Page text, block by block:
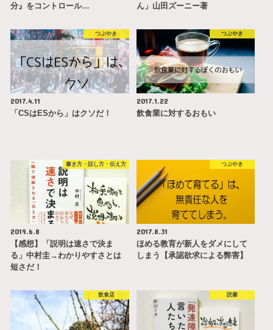
分』をコントロール…
ん」山田ズーニー著
つぶやき
2017.4.11
「CSはESから」はクソだ！
つぶやき
2017.1.22
飲食業に対するおもい
書き方・話し方・伝え方
2019.6.8
【感想】「説明は速さで決ま
る」中村圭→わかりやすさとは
短さだ！
つぶやき
2017.8.31
ほめる教育が新人をダメにして
しまう【承認欲求による弊害】
飲食店 読書